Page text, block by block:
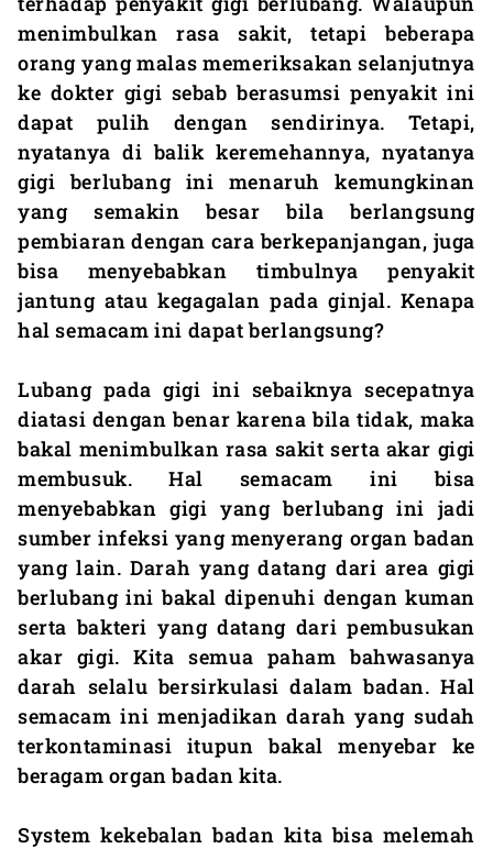
menimbulkan rasa sakit, tetapi beberapa
orang yang malas memeriksakan selanjutnya
ke dokter gigi sebab berasumsi penyakit ini
dapat pulih dengan sendirinya. Tetapi,
nyatanya di balik keremehannya, nyatanya
gigi berlubang ini menaruh kemungkinan
yang semakin besar bila berlangsung
pembiaran dengan cara berkepanjangan, juga
bisa menyebabkan timbulnya penyakit
jantung atau kegagalan pada ginjal. Kenapa
hal semacam ini dapat berlangsung?
Lubang pada gigi ini sebaiknya secepatnya
diatasi dengan benar karena bila tidak, maka
bakal menimbulkan rasa sakit serta akar gigi
membusuk. Hal semacam ini bisa
menyebabkan gigi yang berlubang ini jadi
sumber infeksi yang menyerang organ badan
yang lain. Darah yang datang dari area gigi
berlubang ini bakal dipenuhi dengan kuman
serta bakteri yang datang dari pembusukan
akar gigi. Kita semua paham bahwasanya
darah selalu bersirkulasi dalam badan. Hal
semacam ini menjadikan darah yang sudah
terkontaminasi itupun bakal menyebar ke
beragam organ badan kita.
System kekebalan badan kita bisa melemah